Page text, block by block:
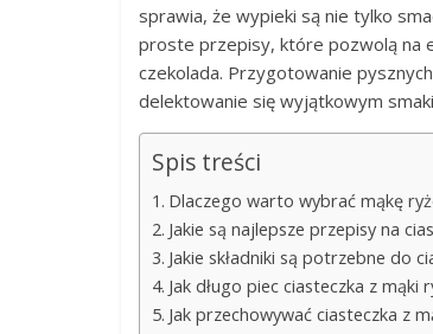
sprawia, że wypieki są nie tylko
proste przepisy, które pozwolą na
czekolada. Przygotowanie
delektowanie się wyjątkowym
Spis treści
Dlaczego warto wybrać mąkę
Jakie są najlepsze przepisy na
Jakie składniki są potrzebne do
Jak długo piec ciasteczka z mąki
Jak przechowywać ciasteczka z